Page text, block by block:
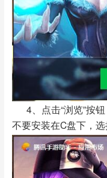
4、点击“浏览”按
不要安装在C盘下，选